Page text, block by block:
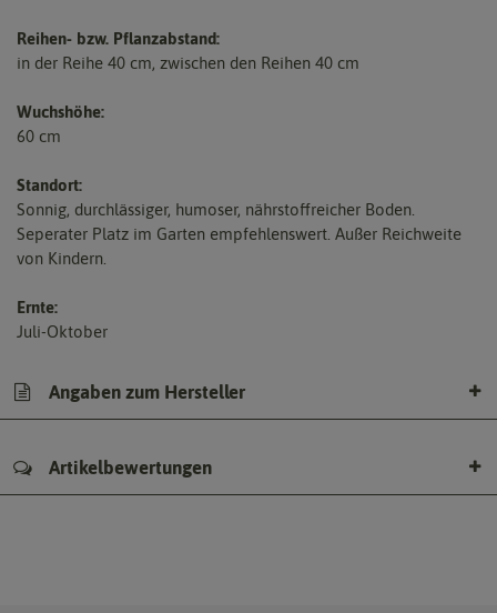
Reihen- bzw. Pflanzabstand:
in der Reihe 40 cm, zwischen den Reihen 40 cm
Wuchshöhe:
60 cm
Standort:
Sonnig, durchlässiger, humoser, nährstoffreicher Boden.
Seperater Platz im Garten empfehlenswert. Außer Reichweite
von Kindern.
Ernte:
Juli-Oktober
Angaben zum Hersteller
Artikelbewertungen